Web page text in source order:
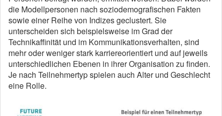
die Modellpersonen nach soziodemografischen Fakten
sowie einer Reihe von Indizes geclustert. Sie
unterscheiden sich beispielsweise im Grad der
Technikaffinität und im Kommunikationsverhalten, sind
mehr oder weniger stark karriereorientiert und auf jeweils
unterschiedlichen Ebenen in ihrer Organisation zu finden.
Je nach Teilnehmertyp spielen auch Alter und Geschlecht
eine Rolle.